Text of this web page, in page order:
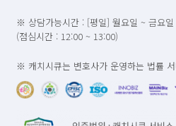
※ 상담가능시간 : [평일] 월요일 ~ 금요
(점심시간 : 12:00 ~ 13:00)
※ 캐치시큐는 변호사가 운영하는 법률